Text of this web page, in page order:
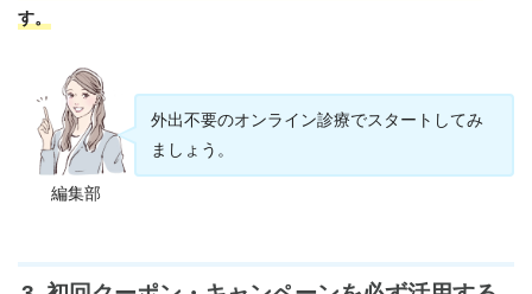
す。
編集部
外出不要のオンライン診療でスタートしてみ
ましょう。